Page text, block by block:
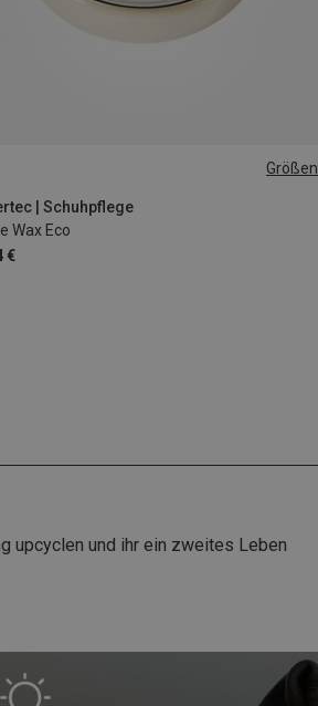
Größen
| Schuhpflege
Wax Eco
€
upcyclen und ihr ein zweites Leben